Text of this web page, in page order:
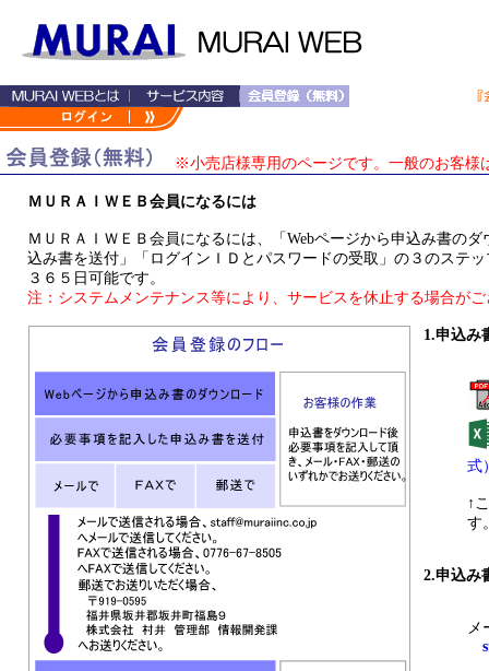
※小売店様専用のページです。一般のお客様
ＭＵＲＡＩＷＥＢ会員になるには
ＭＵＲＡＩＷＥＢ会員になるには、「Webページから申込み書の
込み書を送付」「ログインＩＤとパスワードの受取」の３のステ
３６５日可能です。
注：システムメンテナンス等により、サービスを休止する場合が
1.申込み
式
↑
す
2.申込み
メ